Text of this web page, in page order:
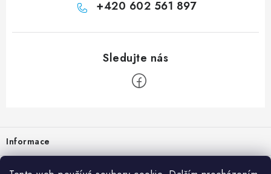
+420 602 561 897
Informace
Prodejna